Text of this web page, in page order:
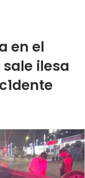
en el
ilesa